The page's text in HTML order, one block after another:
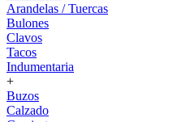
Arandelas / Tuercas
Bulones
Clavos
Tacos
Indumentaria
+
Buzos
Calzado